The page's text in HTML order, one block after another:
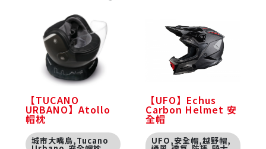
【TUCANO
URBANO】Atollo
帽枕
城市大嘴鳥,Tucano
【UFO】Echus
Carbon Helmet 安
全帽
UFO,安全帽,越野帽,